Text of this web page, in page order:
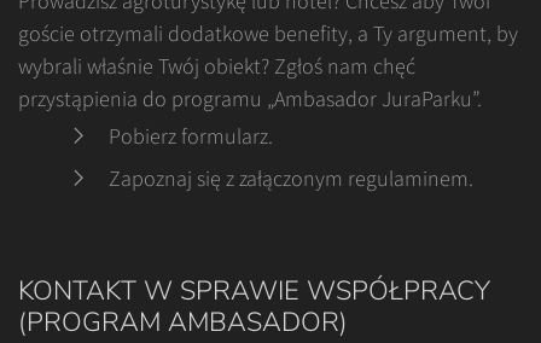
goście otrzymali dodatkowe benefity, a Ty argument, by
wybrali właśnie Twój obiekt? Zgłoś nam chęć
przystąpienia do programu „Ambasador JuraParku”.
Pobierz formularz.
Zapoznaj się z załączonym regulaminem.
KONTAKT W SPRAWIE WSPÓŁPRACY
(PROGRAM AMBASADOR)